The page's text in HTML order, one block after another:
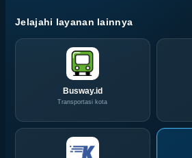
City
Surabaya
Akhir
e-
Commerce
di
IPA
Convex
2026
Jelajahi layanan lainnya
Busway.id
Transportasi kota